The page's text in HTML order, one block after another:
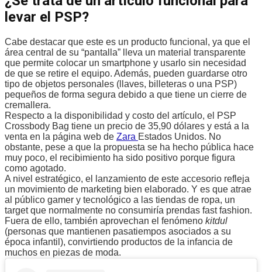
levar el PSP?
Cabe destacar que este es un producto funcional, ya que el
área central de su “pantalla” lleva un material transparente
que permite colocar un smartphone y usarlo sin necesidad
de que se retire el equipo. Además, pueden guardarse otro
tipo de objetos personales (llaves, billeteras o una PSP)
pequeños de forma segura debido a que tiene un cierre de
cremallera.
Respecto a la disponibilidad y costo del artículo, el PSP
Crossbody Bag tiene un precio de 35,90 dólares y está a la
venta en la página web de Zara Estados Unidos. No
obstante, pese a que la propuesta se ha hecho pública hace
muy poco, el recibimiento ha sido positivo porque figura
como agotado.
A nivel estratégico, el lanzamiento de este accesorio refleja
un movimiento de marketing bien elaborado. Y es que atrae
al público gamer y tecnológico a las tiendas de ropa, un
target que normalmente no consumiría prendas fast fashion.
Fuera de ello, también aprovechan el fenómeno kitdul
(personas que mantienen pasatiempos asociados a su
época infantil), convirtiendo productos de la infancia de
muchos en piezas de moda.